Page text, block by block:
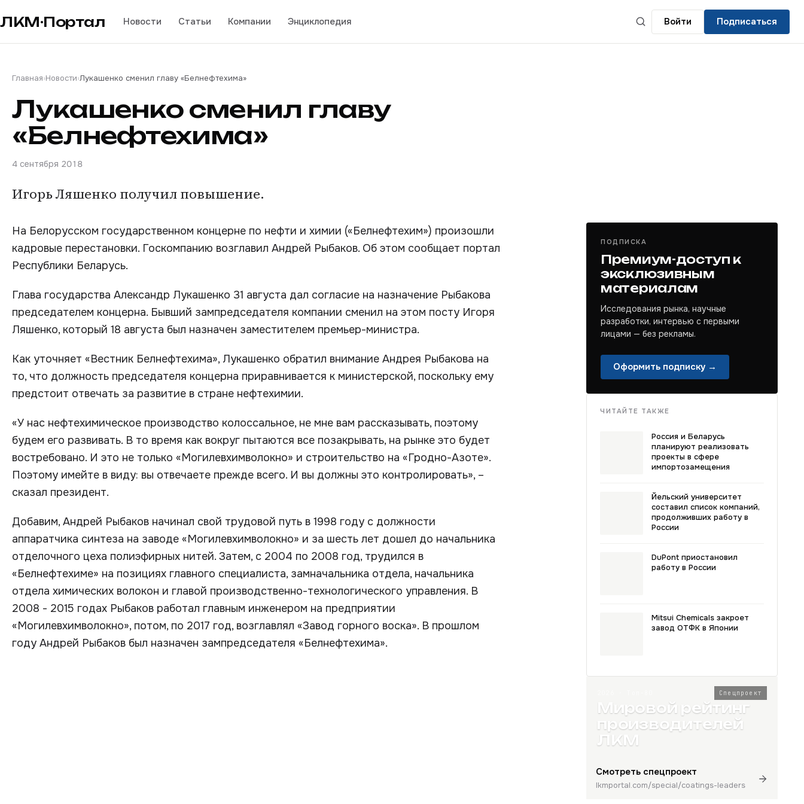
ЛКМ·Портал Новости Статьи Компании Энциклопедия Войти Подписаться
Главная›Новости›Лукашенко сменил главу «Белнефтехима»
Лукашенко сменил главу
«Белнефтехима»
4 сентября 2018
Игорь Ляшенко получил повышение.
На Белорусском государственном концерне по нефти и химии («Белнефтехим») произошли
кадровые перестановки. Госкомпанию возглавил Андрей Рыбаков. Об этом сообщает портал
Республики Беларусь.
Глава государства Александр Лукашенко 31 августа дал согласие на назначение Рыбакова
председателем концерна. Бывший зампредседателя компании сменил на этом посту Игоря
Ляшенко, который 18 августа был назначен заместителем премьер-министра.
Как уточняет «Вестник Белнефтехима», Лукашенко обратил внимание Андрея Рыбакова на
то, что должность председателя концерна приравнивается к министерской, поскольку ему
предстоит отвечать за развитие в стране нефтехимии.
«У нас нефтехимическое производство колоссальное, не мне вам рассказывать, поэтому
будем его развивать. В то время как вокруг пытаются все позакрывать, на рынке это будет
востребовано. И это не только «Могилевхимволокно» и строительство на «Гродно-Азоте».
Поэтому имейте в виду: вы отвечаете прежде всего. И вы должны это контролировать», –
сказал президент.
Добавим, Андрей Рыбаков начинал свой трудовой путь в 1998 году с должности
аппаратчика синтеза на заводе «Могилевхимволокно» и за шесть лет дошел до начальника
отделочного цеха полиэфирных нитей. Затем, с 2004 по 2008 год, трудился в
«Белнефтехиме» на позициях главного специалиста, замначальника отдела, начальника
отдела химических волокон и главой производственно-технологического управления. В
2008 - 2015 годах Рыбаков работал главным инженером на предприятии
«Могилевхимволокно», потом, по 2017 год, возглавлял «Завод горного воска». В прошлом
году Андрей Рыбаков был назначен зампредседателя «Белнефтехима».
ПОДПИСКА
Премиум-доступ к
эксклюзивным
материалам
Исследования рынка, научные
разработки, интервью с первыми
лицами — без рекламы.
Оформить подписку →
ЧИТАЙТЕ ТАКЖЕ
Россия и Беларусь
планируют реализовать
проекты в сфере
импортозамещения
Йельский университет
составил список компаний,
продолживших работу в
России
DuPont приостановил
работу в России
Mitsui Chemicals закроет
завод ОТФК в Японии
Спецпроект
Мировой рейтинг
производителей
ЛКМ
Смотреть спецпроект
lkmportal.com/special/coatings-leaders